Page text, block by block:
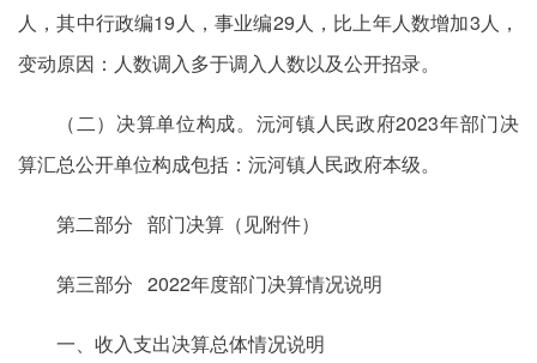
人，其中行政编19人，事业编29人，比上年人数增加3人，
变动原因：人数调入多于调入人数以及公开招录。
（二）决算单位构成。沅河镇人民政府2023年部门决
算汇总公开单位构成包括：沅河镇人民政府本级。
第二部分 部门决算（见附件）
第三部分 2022年度部门决算情况说明
一、收入支出决算总体情况说明